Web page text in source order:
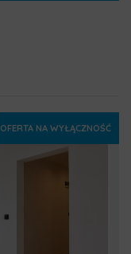
OFERTA NA WYŁĄCZNOŚĆ